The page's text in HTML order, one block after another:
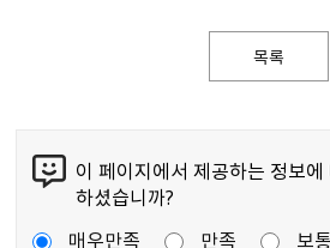
목록
이 페이지에서 제공하는 정보
하셨습니까?
매우만족
만족 보통